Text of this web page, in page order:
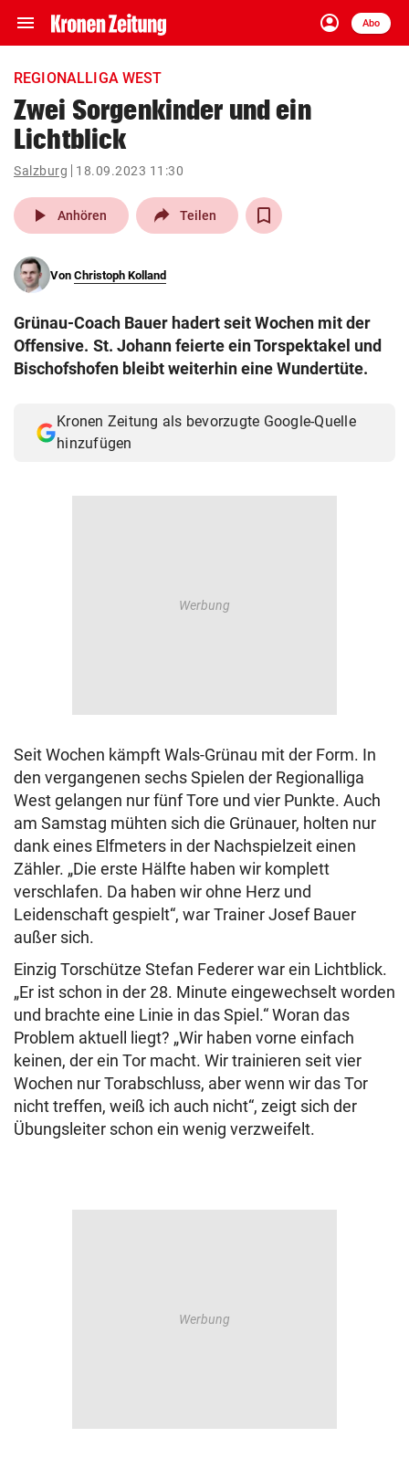
menu Navigation
ein-/ausklappen
account_circle
Anmelden
Abo
close Schließen
account_circle Anmelden
pin_drop
Wien arrow_right
search
eingeben
© Krone Multimedia GmbH & Co KG 2026
Muthgasse 2, 1190 Wien
REGIONALLIGA WEST
Zwei Sorgenkinder und ein
Lichtblick
Salzburg 18.09.2023 11:30
play_arrow Anhören Teilen
Von Christoph Kolland
Grünau-Coach Bauer hadert seit Wochen mit der
Offensive. St. Johann feierte ein Torspektakel und
Bischofshofen bleibt weiterhin eine Wundertüte.
Kronen Zeitung als bevorzugte Google-Quelle
hinzufügen
Seit Wochen kämpft Wals-Grünau mit der Form. In
den vergangenen sechs Spielen der Regionalliga
West gelangen nur fünf Tore und vier Punkte. Auch
am Samstag mühten sich die Grünauer, holten nur
dank eines Elfmeters in der Nachspielzeit einen
Zähler. „Die erste Hälfte haben wir komplett
verschlafen. Da haben wir ohne Herz und
Leidenschaft gespielt“, war Trainer Josef Bauer
außer sich.
Einzig Torschütze Stefan Federer war ein Lichtblick.
„Er ist schon in der 28. Minute eingewechselt worden
und brachte eine Linie in das Spiel.“ Woran das
Problem aktuell liegt? „Wir haben vorne einfach
keinen, der ein Tor macht. Wir trainieren seit vier
Wochen nur Torabschluss, aber wenn wir das Tor
nicht treffen, weiß ich auch nicht“, zeigt sich der
Übungsleiter schon ein wenig verzweifelt.